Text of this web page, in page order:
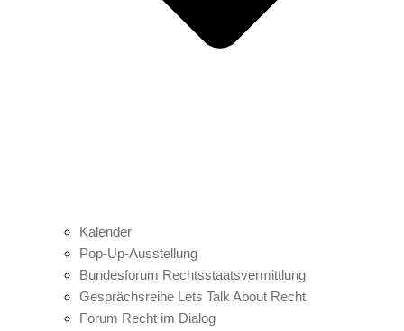
Kalender
Pop-Up-Ausstellung
Bundesforum Rechtsstaatsvermittlung
Gesprächsreihe Lets Talk About Recht
Forum Recht im Dialog